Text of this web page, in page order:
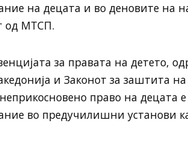
на децата и во деновите на
од МТСП.
за правата на детето,
и Законот за заштита
право на децата
во предучилишни установи